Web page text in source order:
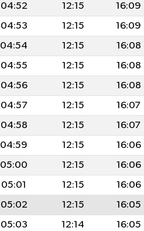
04:52 12:15 16:09
04:53 12:15 16:09
04:54 12:15 16:08
04:55 12:15 16:08
04:56 12:15 16:08
04:57 12:15 16:07
04:58 12:15 16:07
04:59 12:15 16:06
05:00 12:15 16:06
05:01 12:15 16:06
05:02 12:15 16:05
05:03 12:14 16:05